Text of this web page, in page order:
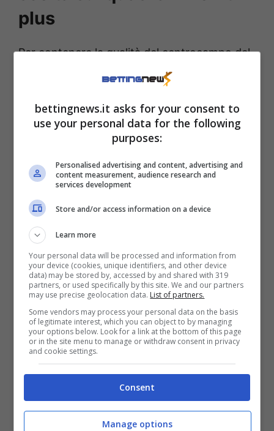
plus
Per contenere la qualità del centrocampo del
sarà chiamato ad interpretare
difesa con il compito tutt’altro che banale di
inaridire le fonti di gioco avversarie. L’ex
distante dalraggio d’azione di Nico Paz,per
intenderci. Già ammonito in quattro
circostanze, il centrocampista dell’Inter ha
serie chances di finire sul taccuino dell’arbitro
Per quanto concerne i padroni di casa, occhio
classico centrale roccioso, fisico e lento nei
cambi di direzione. Anche contro un attacco
spuntato come quello dell’Inter, dovrebbe
comunque far leva su quell’aggressività che è
ormai suo autentico marchio di fabbrica. Con
già 6 ammonizioni all’attivo, tra i calciatori del
bettingnews.it asks for your consent to
use your personal data for the following
purposes:
Personalised advertising and content, advertising and
content measurement, audience research and
services development
Store and/or access information on a device
Learn more
Your personal data will be processed and information from
your device (cookies, unique identifiers, and other device
data) may be stored by, accessed by and shared with 319
partners, or used specifically by this site. We and our partners
may use precise geolocation data. List of partners.
Some vendors may process your personal data on the basis
of legitimate interest, which you can object to by managing
your options below. Look for a link at the bottom of this page
or in the site menu to manage or withdraw consent in privacy
and cookie settings.
Consent
Manage options